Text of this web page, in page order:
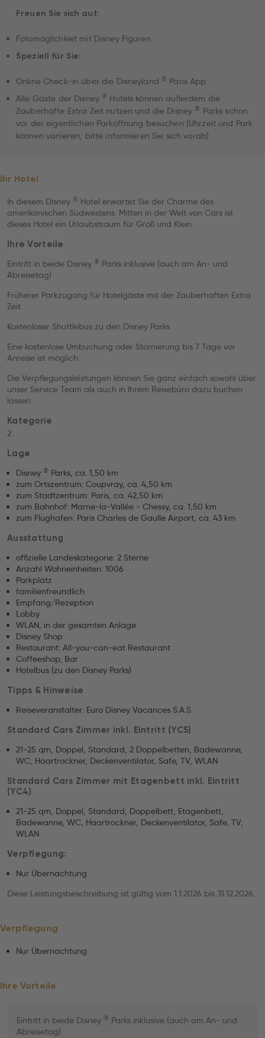
Freuen Sie sich auf:
Fotomöglichkeit mit Disney Figuren
Speziell für Sie:
Online Check-in über die Disneyland ® Paris App
Alle Gäste der Disney ® Hotels können außerdem die
Zauberhafte Extra Zeit nutzen und die Disney ®
Parks schon
vor der eigentlichen Parköffnung besuchen (Uhrzeit und Park
können variieren, bitte informieren Sie sich vorab)
Ihr Hotel
In diesem Disney ® Hotel erwartet Sie der Charme des
amerikanischen Südwestens. Mitten in der Welt von Cars ist
dieses Hotel ein Urlaubstraum für Groß und Klein.
Ihre Vorteile
Eintritt in beide Disney ® Parks inklusive (auch am An- und
Abreisetag)
Früherer Parkzugang für Hotelgäste mit der Zauberhaften Extra
Zeit
Kostenloser Shuttlebus zu den Disney Parks
Eine kostenlose Umbuchung oder Stornierung bis 7 Tage vor
Anreise ist möglich
Die Verpflegungsleistungen können Sie ganz einfach sowohl über
unser Service Team als auch in Ihrem Reisebüro dazu buchen
lassen
Kategorie
2
Lage
Disney ® Parks, ca. 1,50 km
zum Ortszentrum: Coupvray, ca. 4,50 km
zum Stadtzentrum: Paris, ca. 42,50 km
zum Bahnhof: Marne-la-Vallée - Chessy, ca. 1,50 km
zum Flughafen: Paris Charles de Gaulle Airport, ca. 43 km
Ausstattung
offizielle Landeskategorie: 2 Sterne
Anzahl Wohneinheiten: 1006
Parkplatz
familienfreundlich
Empfang/Rezeption
Lobby
WLAN, in der gesamten Anlage
Disney Shop
Restaurant: All-you-can-eat Restaurant
Coffeeshop, Bar
Hotelbus (zu den Disney Parks)
Tipps & Hinweise
Reiseveranstalter: Euro Disney Vacances S.A.S.
Standard Cars Zimmer inkl. Eintritt (YC5)
21-25 qm, Doppel, Standard, 2 Doppelbetten, Badewanne,
WC, Haartrockner, Deckenventilator, Safe, TV, WLAN
Standard Cars Zimmer mit Etagenbett inkl. Eintritt
(YC4)
21-25 qm, Doppel, Standard, Doppelbett, Etagenbett,
Badewanne, WC, Haartrockner, Deckenventilator, Safe, TV,
WLAN
Verpflegung:
Nur Übernachtung
Diese Leistungsbeschreibung ist gültig vom 1.1.2026 bis 31.12.2026.
Verpflegung
Nur Übernachtung
Ihre Vorteile
Eintritt in beide Disney ® Parks inklusive (auch am An- und
Abreisetag)